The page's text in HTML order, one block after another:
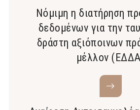
Νόμιμη η διατήρηση
δεδομένων για την
δράστη αξιόποινων
μέλλον